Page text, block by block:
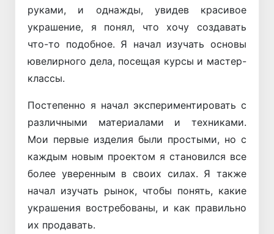
руками, и однажды, увидев красивое
украшение, я понял, что хочу создавать
что-то подобное. Я начал изучать основы
ювелирного дела, посещая курсы и мастер-
классы.
Постепенно я начал экспериментировать с
различными материалами и техниками.
Мои первые изделия были простыми, но с
каждым новым проектом я становился все
более уверенным в своих силах. Я также
начал изучать рынок, чтобы понять, какие
украшения востребованы, и как правильно
их продавать.